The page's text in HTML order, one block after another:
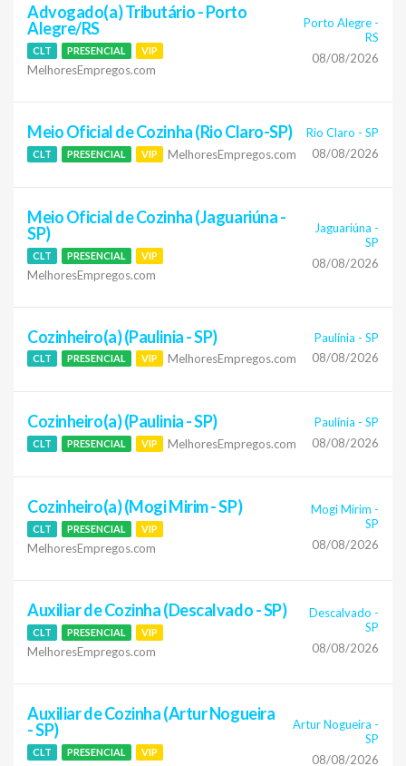
Advogado(a) Tributário - Porto
Alegre/RS
CLT PRESENCIAL VIP
MelhoresEmpregos.com
Porto Alegre -
RS
08/08/2026
Meio Oficial de Cozinha (Rio Claro-SP)
CLT PRESENCIAL VIP MelhoresEmpregos.com
Rio Claro - SP
08/08/2026
Meio Oficial de Cozinha (Jaguariúna -
SP)
CLT PRESENCIAL VIP
MelhoresEmpregos.com
Jaguariúna -
SP
08/08/2026
Cozinheiro(a) (Paulinia - SP)
CLT PRESENCIAL VIP MelhoresEmpregos.com
Paulínia - SP
08/08/2026
Cozinheiro(a) (Paulinia - SP)
CLT PRESENCIAL VIP MelhoresEmpregos.com
Paulínia - SP
08/08/2026
Cozinheiro(a) (Mogi Mirim - SP)
CLT PRESENCIAL VIP
MelhoresEmpregos.com
Mogi Mirim -
SP
08/08/2026
Auxiliar de Cozinha (Descalvado - SP)
CLT PRESENCIAL VIP
MelhoresEmpregos.com
Descalvado -
SP
08/08/2026
Auxiliar de Cozinha (Artur Nogueira
- SP)
CLT PRESENCIAL VIP
Artur Nogueira -
SP
08/08/2026